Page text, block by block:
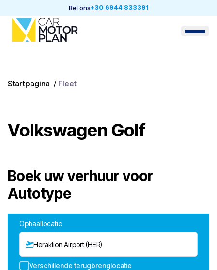
Bel ons+30 6944 833391
Startpagina / Fleet
Volkswagen Golf
Boek uw verhuur voor
Autotype
Ophaallocatie
Heraklion Airport (HER)
Verschillende terugbrenglocatie